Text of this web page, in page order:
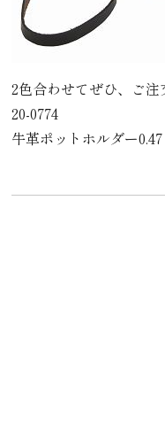
2色合わせてぜひ、ご
20-0774
牛革ポットホルダー